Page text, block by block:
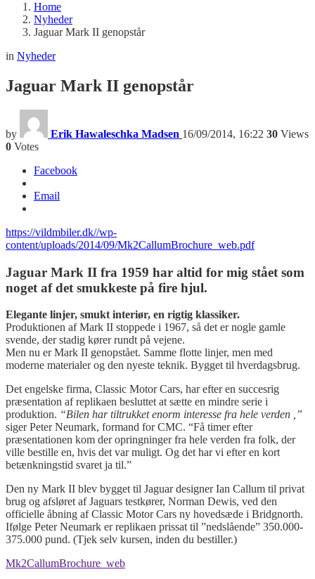
Home
Nyheder
Jaguar Mark II genopstår
in Nyheder
Jaguar Mark II genopstår
by Erik Hawaleschka Madsen 16/09/2014, 16:22 30 Views
0 Votes
Facebook
Email
https://vildmbiler.dk//wp-
content/uploads/2014/09/Mk2CallumBrochure_web.pdf
Jaguar Mark II fra 1959 har altid for mig stået som
noget af det smukkeste på fire hjul.
Elegante linjer, smukt interiør, en rigtig klassiker.
Produktionen af Mark II stoppede i 1967, så det er nogle gamle
svende, der stadig kører rundt på vejene.
Men nu er Mark II genopstået. Samme flotte linjer, men med
moderne materialer og den nyeste teknik. Bygget til hverdagsbrug.
Det engelske firma, Classic Motor Cars, har efter en succesrig
præsentation af replikaen besluttet at sætte en mindre serie i
produktion. “Bilen har tiltrukket enorm interesse fra hele verden ,”
siger Peter Neumark, formand for CMC. “Få timer efter
præsentationen kom der opringninger fra hele verden fra folk, der
ville bestille en, hvis det var muligt. Og det har vi efter en kort
betænkningstid svaret ja til.”
Den ny Mark II blev bygget til Jaguar designer Ian Callum til privat
brug og afsløret af Jaguars testkører, Norman Dewis, ved den
officielle åbning af Classic Motor Cars ny hovedsæde i Bridgnorth.
Ifølge Peter Neumark er replikaen prissat til ”nedslående” 350.000-
375.000 pund. (Tjek selv kursen, inden du bestiller.)
Mk2CallumBrochure_web